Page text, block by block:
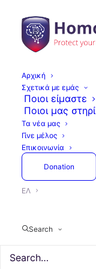
Αρχική
Σχετικά με εμάς
Ποιοι είμαστε
Ποιοι μας
Τα νέα μας
Γίνε μέλος
Επικοινωνία
Donation
ΕΛ
Search